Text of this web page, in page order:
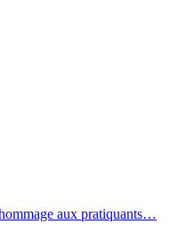
aux pratiquants…